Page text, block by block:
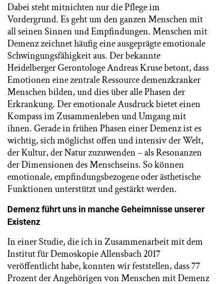
Dabei steht mitnichten nur die Pflege im
Vordergrund. Es geht um den ganzen Menschen mit
all seinen Sinnen und Empfindungen. Menschen mit
Demenz zeichnet häufig eine ausgeprägte emotionale
Schwingungsfähigkeit aus. Der bekannte
Heidelberger Gerontologe Andreas Kruse betont, dass
Emotionen eine zentrale Ressource demenzkranker
Menschen bilden, und dies über alle Phasen der
Erkrankung. Der emotionale Ausdruck bietet einen
Kompass im Zusammenleben und Umgang mit
ihnen. Gerade in frühen Phasen einer Demenz ist es
wichtig, sich möglichst offen und intensiv der Welt,
der Kultur, der Natur zuzuwenden – als Resonanzen
der Dimensionen des Menschseins. So können
emotionale, empfindungsbezogene oder ästhetische
Funktionen unterstützt und gestärkt werden.
Demenz führt uns in manche Geheimnisse unserer
Existenz
In einer Studie, die ich in Zusammenarbeit mit dem
Institut für Demoskopie Allensbach 2017
veröffentlicht habe, konnten wir feststellen, dass 77
Prozent der Angehörigen von Menschen mit Demenz